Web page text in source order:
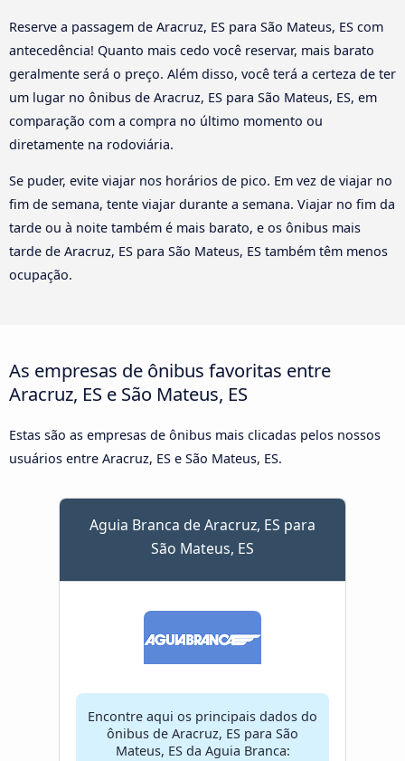
Reserve a passagem de Aracruz, ES para São Mateus, ES com
antecedência! Quanto mais cedo você reservar, mais barato
geralmente será o preço. Além disso, você terá a certeza de ter
um lugar no ônibus de Aracruz, ES para São Mateus, ES, em
comparação com a compra no último momento ou
diretamente na rodoviária.
Se puder, evite viajar nos horários de pico. Em vez de viajar no
fim de semana, tente viajar durante a semana. Viajar no fim da
tarde ou à noite também é mais barato, e os ônibus mais
tarde de Aracruz, ES para São Mateus, ES também têm menos
ocupação.
As empresas de ônibus favoritas entre
Aracruz, ES e São Mateus, ES
Estas são as empresas de ônibus mais clicadas pelos nossos
usuários entre Aracruz, ES e São Mateus, ES.
Aguia Branca de Aracruz, ES para
São Mateus, ES
Encontre aqui os principais dados do
ônibus de Aracruz, ES para São
Mateus, ES da Aguia Branca: